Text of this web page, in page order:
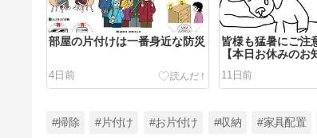
部屋の片付けは一番身近な防災
4日前
皆様も猛暑にご注
【本日お休みのお
11日前
#掃除 #片付け #お片付け #収納 #家具配置